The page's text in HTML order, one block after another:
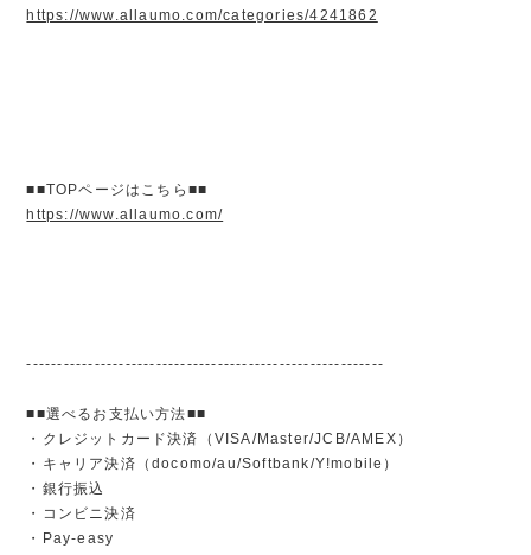
https://www.allaumo.com/categories/4241862
■■TOPページはこちら■■
https://www.allaumo.com/
----------------------------------------------------------
■■選べるお支払い方法■■
・クレジットカード決済（VISA/Master/JCB/AMEX）
・キャリア決済（docomo/au/Softbank/Y!mobile）
・銀行振込
・コンビニ決済
・Pay-easy